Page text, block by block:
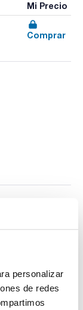
personalizar
de redes
Mi Precio
Comprar